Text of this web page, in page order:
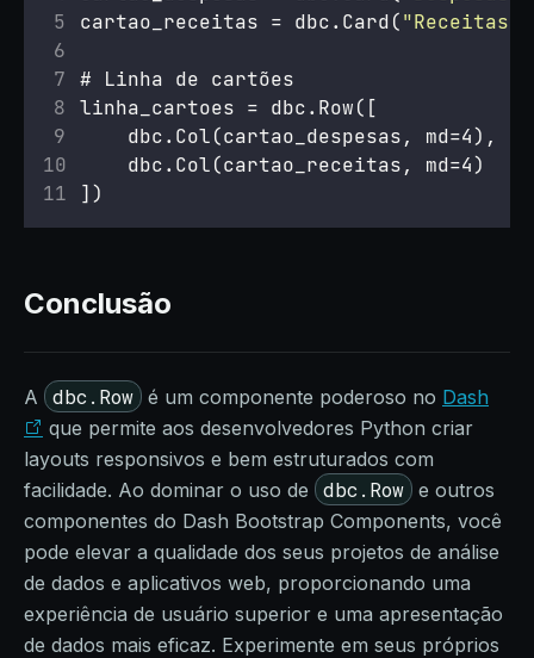
cartao_receitas = dbc.Card("Receitas
# Linha de cartões
linha_cartoes = dbc.Row([
    dbc.Col(cartao_despesas, md=4),
    dbc.Col(cartao_receitas, md=4)
])
Conclusão
A dbc.Row é um componente poderoso no Dash
que permite aos desenvolvedores Python criar
layouts responsivos e bem estruturados com
facilidade. Ao dominar o uso de
dbc.Row e outros
componentes do Dash Bootstrap Components, você
pode elevar a qualidade dos seus projetos de análise
de dados e aplicativos web, proporcionando uma
experiência de usuário superior e uma apresentação
de dados mais eficaz. Experimente em seus próprios